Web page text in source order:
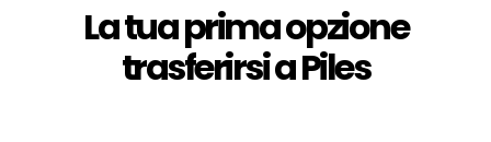
La tua prima opzione
trasferirsi a Piles